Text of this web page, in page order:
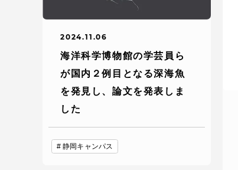
2024.11.06
海洋科学博物館の学芸員ら
が国内２例目となる深海魚
を発見し、論文を発表しま
した
静岡キャンパス